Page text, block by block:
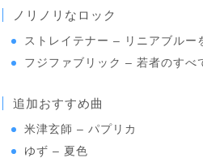
ノリノリなロック
ストレイテナー – リニアブルー
フジファブリック – 若者のすべ
追加おすすめ曲
米津玄師 – パプリカ
ゆず – 夏色